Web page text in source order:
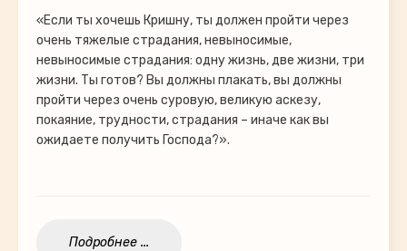
«Если ты хочешь Кришну, ты должен пройти через
очень тяжелые страдания, невыносимые,
невыносимые страдания: одну жизнь, две жизни, три
жизни. Ты готов? Вы должны плакать, вы должны
пройти через очень суровую, великую аскезу,
покаяние, трудности, страдания – иначе как вы
ожидаете получить Господа?».
Подробнее ...